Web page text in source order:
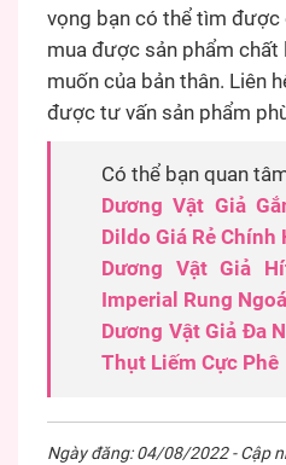
vọng bạn có thể tìm được
mua được sản phẩm
muốn của bản thân. Liên
được tư vấn sản phẩm
Có thể bạn quan
Dương Vật Giả
Dildo Giá Rẻ Chính
Dương Vật Giả
Imperial Rung
Dương Vật Giả Đa
Thụt Liếm Cực Phê
Ngày đăng: 04/08/2022 - Cập